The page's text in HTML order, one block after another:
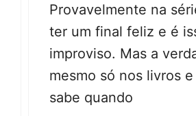
Provavelmente na
ter um final feliz e é
improviso. Mas a
mesmo só nos livros
sabe quando